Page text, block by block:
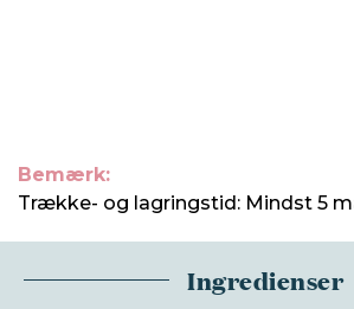
Bemærk:
Trække- og lagringstid: Mindst 5
Ingredienser